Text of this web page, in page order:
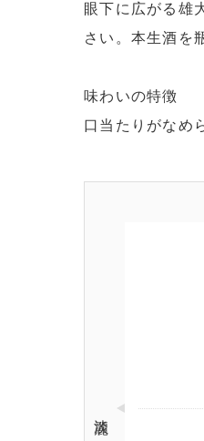
眼下に広がる雄
さい。本生酒を
味わいの特徴
口当たりがなめ